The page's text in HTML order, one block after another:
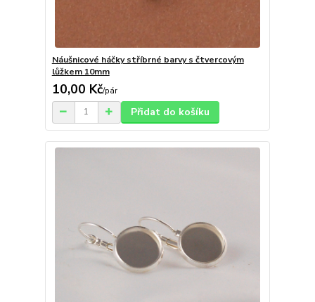
Náušnicové háčky stříbrné barvy s čtvercovým
lůžkem 10mm
10,00 Kč/pár
Přidat do košíku